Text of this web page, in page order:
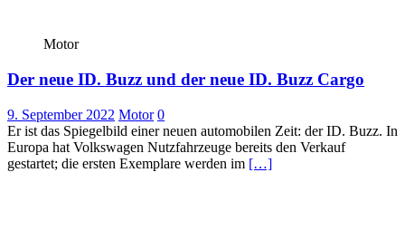
Motor
Der neue ID. Buzz und der neue ID. Buzz Cargo
9. September 2022 Motor 0
Er ist das Spiegelbild einer neuen automobilen Zeit: der ID. Buzz. In
Europa hat Volkswagen Nutzfahrzeuge bereits den Verkauf
gestartet; die ersten Exemplare werden im […]